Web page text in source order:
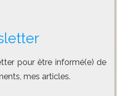
pour être informé(e) de
mes articles.